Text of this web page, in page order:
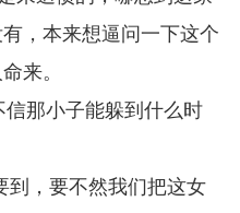
，本来想逼问一下这个
来。
信那小子能躲到什么时
到，要不然我们把这女